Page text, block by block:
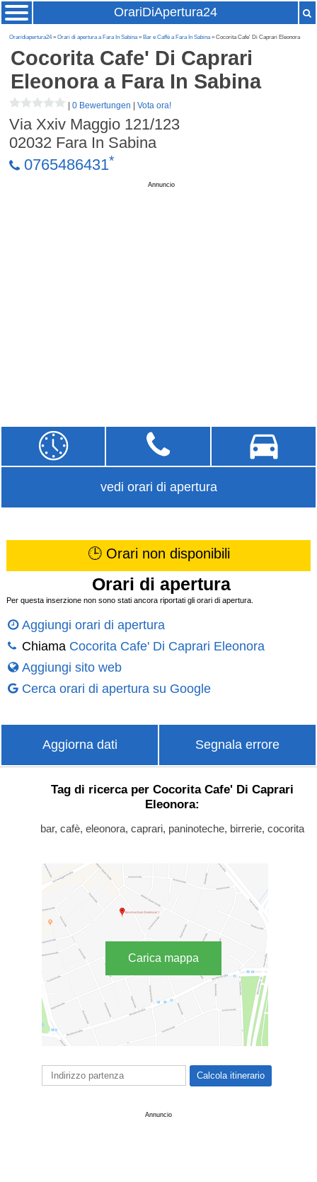
OrariDiApertura24
Oraridiapertura24»Orari di apertura a Fara In Sabina» Bar e Caffè a Fara In Sabina» Cocorita Cafe' Di Caprari Eleonora
Cocorita Cafe' Di Caprari
Eleonoraa Fara In Sabina
|0 Bewertungen |Vota ora!
Via Xxiv Maggio 121/123
02032 Fara In Sabina
0765486431*
Annuncio
vedi orari di apertura
🕒 Orari non disponibili
Orari di apertura
Per questa inserzione non sono stati ancora riportati gli orari di apertura.
Aggiungi orari di apertura
Chiama Cocorita Cafe' Di Caprari Eleonora
Aggiungi sito web
Cerca orari di apertura su Google
Aggiorna dati Segnala errore
Tag di ricerca per Cocorita Cafe' Di Caprari
Eleonora:
bar, cafè, eleonora, caprari, paninoteche, birrerie, cocorita
Carica mappa
Annuncio